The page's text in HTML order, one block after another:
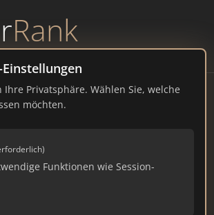
Rank
Privatsphäre. Wählen Sie, welche
möchten.
Funktionen wie Session-
– Ranking Juli
2026